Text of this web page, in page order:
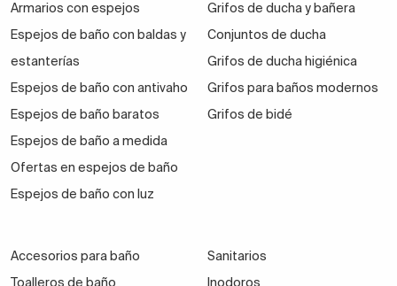
Armarios con espejos
Espejos de baño con baldas y
estanterías
Espejos de baño con antivaho
Espejos de baño baratos
Espejos de baño a medida
Ofertas en espejos de baño
Espejos de baño con luz
Grifos de ducha y bañera
Conjuntos de ducha
Grifos de ducha higiénica
Grifos para baños modernos
Grifos de bidé
Accesorios para baño
Toalleros de baño
Sanitarios
Inodoros